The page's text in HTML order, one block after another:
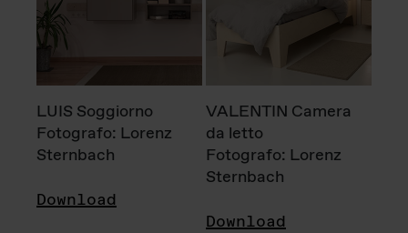
LUIS Soggiorno
Fotografo: Lorenz
Sternbach
Download
VALENTIN Camera
da letto
Fotografo: Lorenz
Sternbach
Download